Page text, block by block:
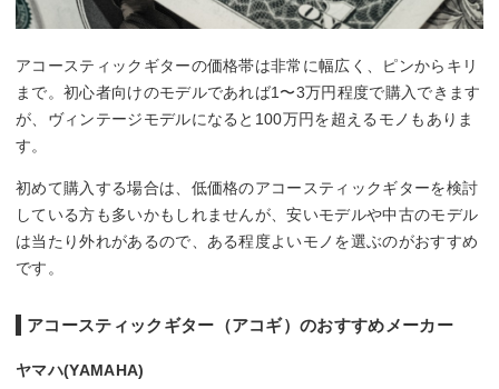
アコースティックギターの価格帯は非常に幅広く、ピンからキリ
まで。初心者向けのモデルであれば1〜3万円程度で購入できます
が、ヴィンテージモデルになると100万円を超えるモノもありま
す。
初めて購入する場合は、低価格のアコースティックギターを検討
している方も多いかもしれませんが、安いモデルや中古のモデル
は当たり外れがあるので、ある程度よいモノを選ぶのがおすすめ
です。
アコースティックギター（アコギ）のおすすめメーカー
ヤマハ(YAMAHA)